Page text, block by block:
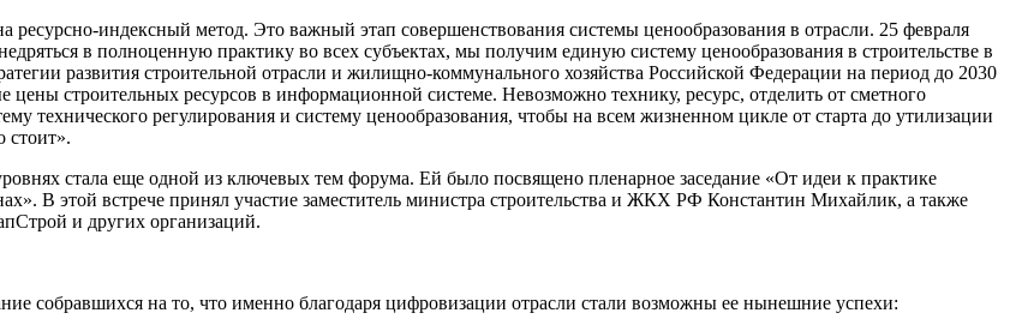
ресурсно-индексный метод. Это важный этап совершенствования системы ценообразования в отрасли. 25 февраля
в полноценную практику во всех субъектах, мы получим единую систему ценообразования в строительстве в
развития строительной отрасли и жилищно-коммунального хозяйства Российской Федерации на период до 2030
цены строительных ресурсов в информационной системе. Невозможно технику, ресурс, отделить от сметного
технического регулирования и систему ценообразования, чтобы на всем жизненном цикле от старта до утилизации
стоит».
стала еще одной из ключевых тем форума. Ей было посвящено пленарное заседание «От идеи к практике
В этой встрече принял участие заместитель министра строительства и ЖКХ РФ Константин Михайлик, а также
и других организаций.
собравшихся на то, что именно благодаря цифровизации отрасли стали возможны ее нынешние успехи: